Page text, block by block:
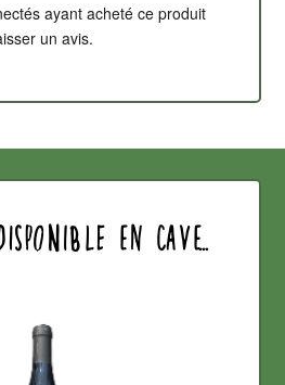
ayant acheté ce produit
un avis.
en cave...